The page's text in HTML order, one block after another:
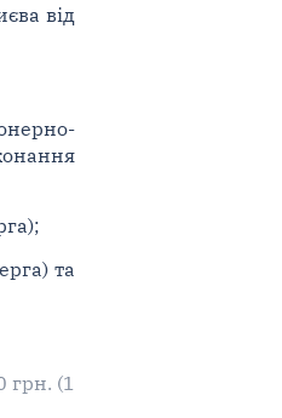
від
та
грн. (1